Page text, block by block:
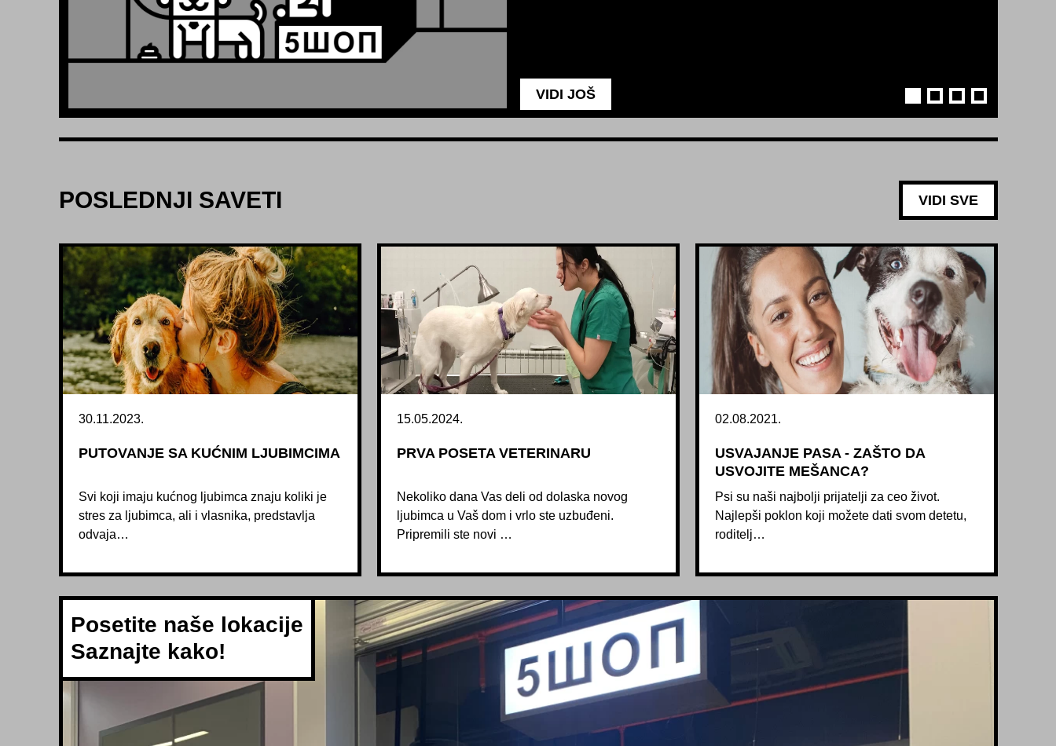
POSLEDNJI SAVETI VIDI SVE
30.11.2023.
PUTOVANJE SA KUĆNIM LJUBIMCIMA
Svi koji imaju kućnog ljubimca znaju koliki je
stres za ljubimca, ali i vlasnika, predstavlja
odvaja…
15.05.2024.
PRVA POSETA VETERINARU
Nekoliko dana Vas deli od dolaska novog
ljubimca u Vaš dom i vrlo ste uzbuđeni.
Pripremili ste novi …
02.08.2021.
USVAJANJE PASA - ZAŠTO DA
USVOJITE MEŠANCA?
Psi su naši najbolji prijatelji za ceo život.
Najlepši poklon koji možete dati svom detetu,
roditelj…
Posetite naše lokacije
Saznajte kako!